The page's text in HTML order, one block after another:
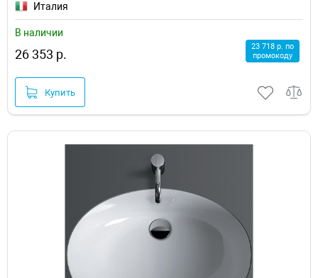
Италия
В наличии
26 353 р.
23 718 р. по
промокоду
Купить